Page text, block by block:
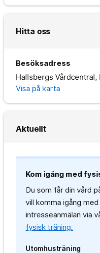
Hitta oss
Besöksadress
Hallsbergs Vårdcentral,
Visa på karta
Aktuellt
Kom igång med
Du som får din vård
vill komma igång
intresseanmälan via
fysisk träning.
Utomhusträning